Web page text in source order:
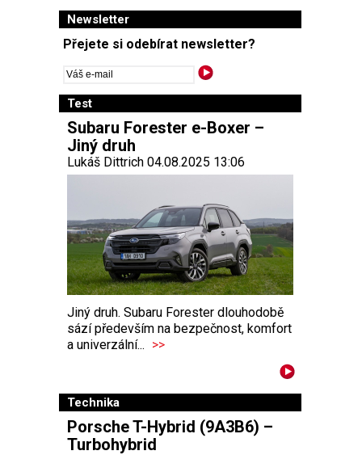
Newsletter
Přejete si odebírat newsletter?
Test
Subaru Forester e-Boxer –
Jiný druh
Lukáš Dittrich 04.08.2025 13:06
Jiný druh. Subaru Forester dlouhodobě
sází především na bezpečnost, komfort
a univerzální... >>
Technika
Porsche T-Hybrid (9A3B6) –
Turbohybrid